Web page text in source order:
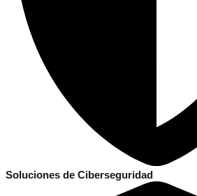
Soluciones de Ciberseguridad